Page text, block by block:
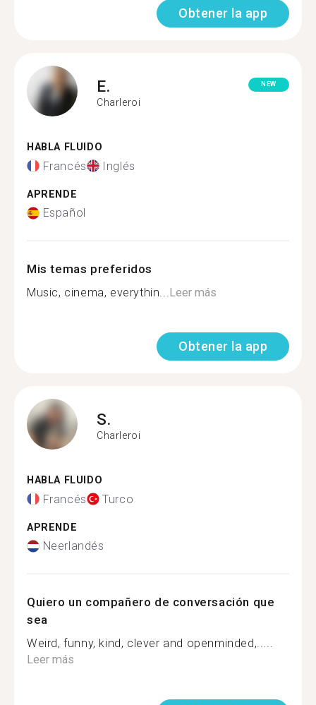
Obtener la app
E.
Charleroi
NEW
HABLA FLUIDO
Francés Inglés
APRENDE
Español
Mis temas preferidos
Music, cinema, everythin...Leer más
Obtener la app
S.
Charleroi
HABLA FLUIDO
Francés Turco
APRENDE
Neerlandés
Quiero un compañero de conversación que
sea
Weird, funny, kind, clever and openminded,.....
Leer más